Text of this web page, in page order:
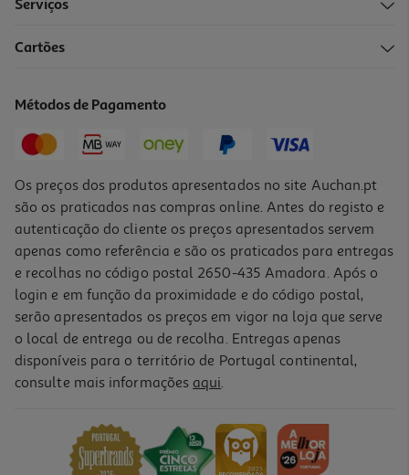
4.2
Pizza Frango E Pimentos Auchan 410 G
Serviços
Cartões
Métodos de Pagamento
Os preços dos produtos apresentados no site Auchan.pt
são os praticados nas compras online. Antes do registo e
autenticação do cliente os preços apresentados servem
apenas como referência e são os praticados para entregas
e recolhas no código postal 2650-435 Amadora. Após o
login e em função da proximidade e do código postal,
serão apresentados os preços em vigor na loja que serve
o local de entrega ou de recolha. Entregas apenas
disponíveis para o território de Portugal continental,
consulte mais informações aqui.